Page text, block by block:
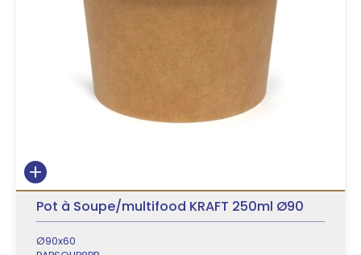
Pot à Soupe/multifood KRAFT 250ml Ø90
Ø90x60